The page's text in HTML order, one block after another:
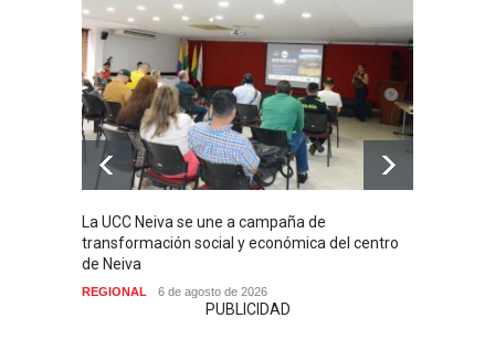
La UCC Neiva se une a campaña de
transformación social y económica del centro
de Neiva
REGIONAL 6 de agosto de 2026
PUBLICIDAD